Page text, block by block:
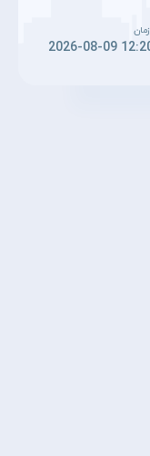
زمان
2026-08-09